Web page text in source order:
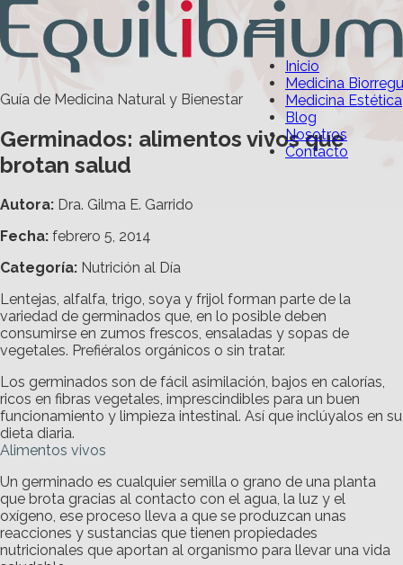
Inicio
Medicina
Medicina Estética
Blog
Nosotros
Contacto
Guía de Medicina Natural y Bienestar
Germinados: alimentos vivos que
brotan salud
Autora: Dra. Gilma E. Garrido
Fecha: febrero 5, 2014
Categoría: Nutrición al Día
Lentejas, alfalfa, trigo, soya y frijol forman parte de la
variedad de germinados que, en lo posible deben
consumirse en zumos frescos, ensaladas y sopas de
vegetales. Prefiéralos orgánicos o sin tratar.
Los germinados son de fácil asimilación, bajos en calorías,
ricos en fibras vegetales, imprescindibles para un buen
funcionamiento y limpieza intestinal. Así que inclúyalos en su
dieta diaria.
Alimentos vivos
Un germinado es cualquier semilla o grano de una planta
que brota gracias al contacto con el agua, la luz y el
oxígeno, ese proceso lleva a que se produzcan unas
reacciones y sustancias que tienen propiedades
nutricionales que aportan al organismo para llevar una vida